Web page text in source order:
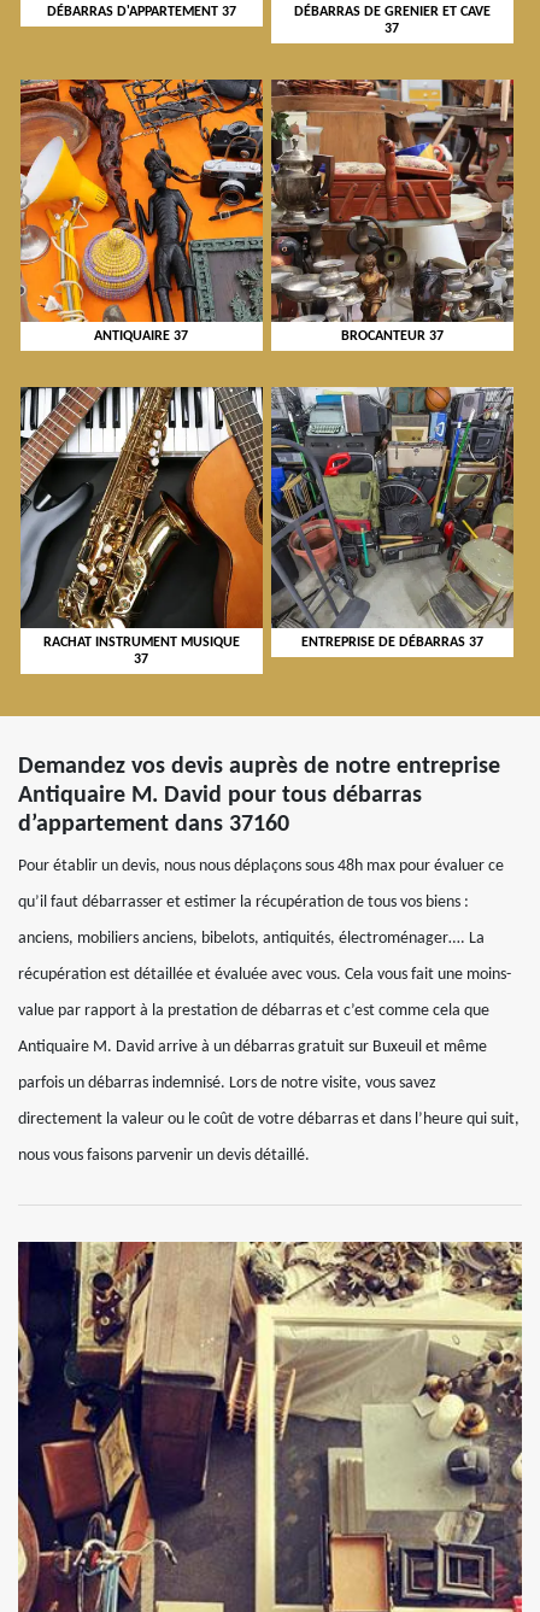
DÉBARRAS D'APPARTEMENT 37
DÉBARRAS DE GRENIER ET CAVE
37
ANTIQUAIRE 37 BROCANTEUR 37
RACHAT INSTRUMENT MUSIQUE
37
ENTREPRISE DE DÉBARRAS 37
Demandez vos devis auprès de notre entreprise
Antiquaire M. David pour tous débarras
d’appartement dans 37160
Pour établir un devis, nous nous déplaçons sous 48h max pour évaluer ce
qu’il faut débarrasser et estimer la récupération de tous vos biens :
anciens, mobiliers anciens, bibelots, antiquités, électroménager…. La
récupération est détaillée et évaluée avec vous. Cela vous fait une moins-
value par rapport à la prestation de débarras et c’est comme cela que
Antiquaire M. David arrive à un débarras gratuit sur Buxeuil et même
parfois un débarras indemnisé. Lors de notre visite, vous savez
directement la valeur ou le coût de votre débarras et dans l’heure qui suit,
nous vous faisons parvenir un devis détaillé.